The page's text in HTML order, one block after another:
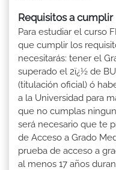
Requisitos a cumplir
Para estudiar el curso
que cumplir los
necesitarás: tener el
superado el 2ï¿½ de
(titulación oficial) ó
a la Universidad para
que no cumplas
será necesario que te
de Acceso a Grado
prueba de acceso a
al menos 17 años